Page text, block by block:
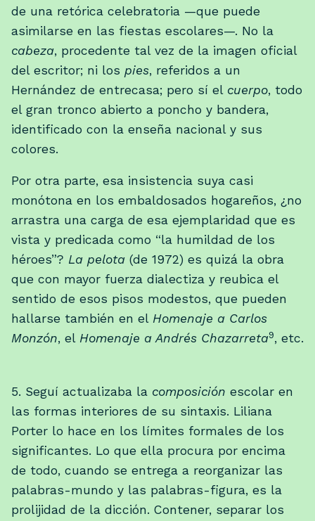
de una retórica celebratoria —que puede
asimilarse en las fiestas escolares—. No la
cabeza, procedente tal vez de la imagen oficial
del escritor; ni los pies, referidos a un
Hernández de entrecasa; pero sí el cuerpo, todo
el gran tronco abierto a poncho y bandera,
identificado con la enseña nacional y sus
colores.
Por otra parte, esa insistencia suya casi
monótona en los embaldosados hogareños, ¿no
arrastra una carga de esa ejemplaridad que es
vista y predicada como “la humildad de los
héroes”? La pelota (de 1972) es quizá la obra
que con mayor fuerza dialectiza y reubica el
sentido de esos pisos modestos, que pueden
hallarse también en el Homenaje a Carlos
Monzón, el Homenaje a Andrés Chazarreta9, etc.
5. Seguí actualizaba la composición escolar en
las formas interiores de su sintaxis. Liliana
Porter lo hace en los límites formales de los
significantes. Lo que ella procura por encima
de todo, cuando se entrega a reorganizar las
palabras-mundo y las palabras-figura, es la
prolijidad de la dicción. Contener, separar los